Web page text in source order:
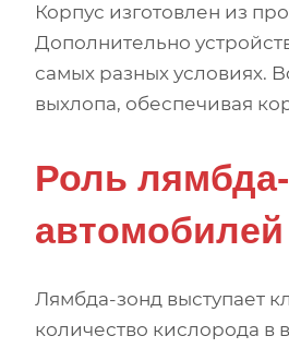
Корпус изготовлен из
Дополнительно
самых разных условиях.
выхлопа, обеспечивая
Роль
автомобилей
Лямбда-зонд выступает
количество кислорода в